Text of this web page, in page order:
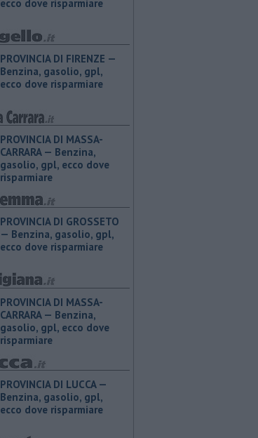
ecco dove risparmiare
PROVINCIA DI FIRENZE — ​
Benzina, gasolio, gpl,
ecco dove risparmiare
PROVINCIA DI MASSA-
CARRARA — ​Benzina,
gasolio, gpl, ecco dove
risparmiare
PROVINCIA DI GROSSETO
— ​Benzina, gasolio, gpl,
ecco dove risparmiare
PROVINCIA DI MASSA-
CARRARA — ​Benzina,
gasolio, gpl, ecco dove
risparmiare
PROVINCIA DI LUCCA — ​
Benzina, gasolio, gpl,
ecco dove risparmiare